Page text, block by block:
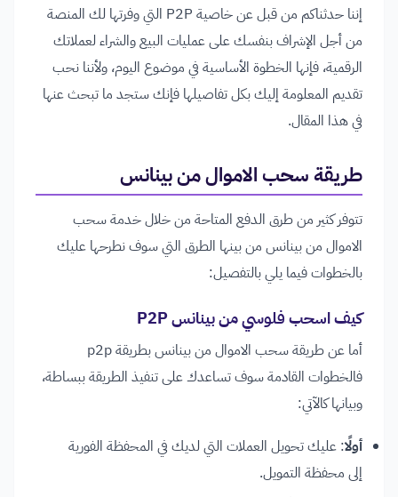
إننا حدثناكم من قبل عن خاصية P2P التي وفرتها لك المنصة
من أجل الإشراف بنفسك على عمليات البيع والشراء لعملاتك
الرقمية، فإنها الخطوة الأساسية في موضوع اليوم، ولأننا نحب
تقديم المعلومة إليك بكل تفاصيلها فإنك ستجد ما تبحث عنها
في هذا المقال.
طريقة سحب الاموال من بينانس
تتوفر كثير من طرق الدفع المتاحة من خلال خدمة سحب
الاموال من بينانس من بينها الطرق التي سوف نطرحها عليك
بالخطوات فيما يلي بالتفصيل:
كيف اسحب فلوسي من بينانس P2P
أما عن طريقة سحب الاموال من بينانس بطريقة p2p
فالخطوات القادمة سوف تساعدك على تنفيذ الطريقة ببساطة،
وبيانها كالآتي:
أولًا: عليك تحويل العملات التي لديك في المحفظة الفورية
إلى محفظة التمويل.